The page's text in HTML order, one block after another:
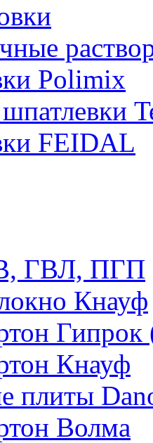
Polimix
FEIDAL
ГВЛ, ПГП
Кнауф
Гипрок
Кнауф
плиты
Волма